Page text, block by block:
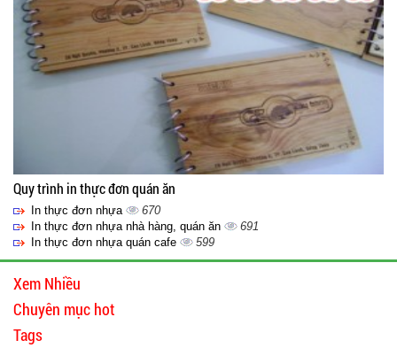
Quy trình in thực đơn quán ăn
In thực đơn nhựa
670
In thực đơn nhựa nhà hàng, quán ăn
691
In thực đơn nhựa quán cafe
599
Xem Nhiều
Chuyên mục hot
Tags